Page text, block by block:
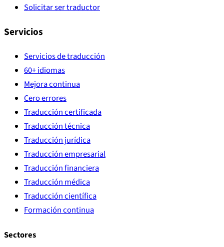
Solicitar ser traductor
Servicios
Servicios de traducción
60+ idiomas
Mejora continua
Cero errores
Traducción certificada
Traducción técnica
Traducción jurídica
Traducción empresarial
Traducción financiera
Traducción médica
Traducción científica
Formación continua
Sectores